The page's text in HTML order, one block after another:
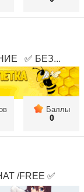
БЕЗ...
Баллы
0
/FREE ✅